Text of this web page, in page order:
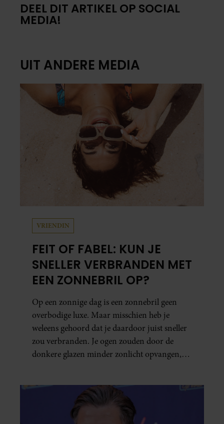
DEEL DIT ARTIKEL OP SOCIAL
MEDIA!
UIT ANDERE MEDIA
VRIENDIN
FEIT OF FABEL: KUN JE
SNELLER VERBRANDEN MET
EEN ZONNEBRIL OP?
Op een zonnige dag is een zonnebril geen
overbodige luxe. Maar misschien heb je
weleens gehoord dat je daardoor juist sneller
zou verbranden. Je ogen zouden door de
donkere glazen minder zonlicht opvangen,
ook echt? Wij zoeken uit hoe het zit.